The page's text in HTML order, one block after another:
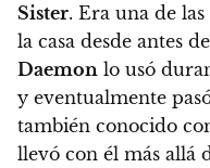
Sister. Era una de
la casa desde antes
Daemon lo usó
y eventualmente
también conocido
llevó con él más allá